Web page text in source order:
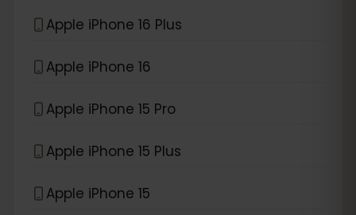
Apple iPhone 16 Plus
Apple iPhone 16
Apple iPhone 15 Pro
Apple iPhone 15 Plus
Apple iPhone 15